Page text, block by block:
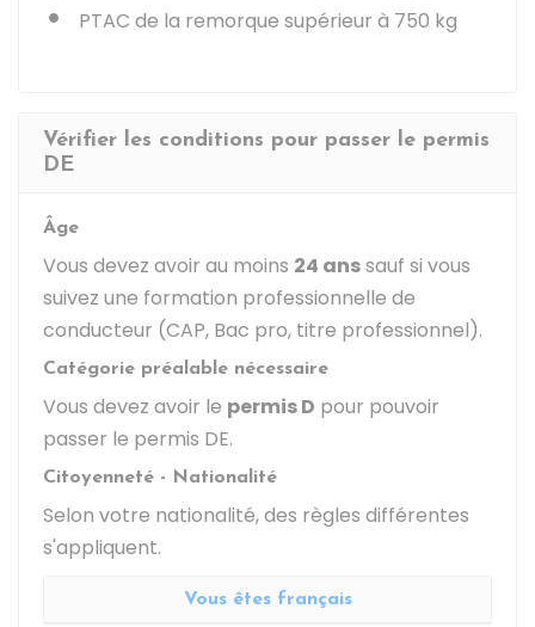
PTAC de la remorque supérieur à 750 kg
Vérifier les conditions pour passer le permis
DE
Âge
Vous devez avoir au moins 24 anssauf si vous
suivez une formation professionnelle de
conducteur (CAP, Bac pro, titre professionnel).
Catégorie préalable nécessaire
Vous devez avoir le permis D pour pouvoir
passer le permis DE.
Citoyenneté - Nationalité
Selon votre nationalité, des règles différentes
s'appliquent.
Vous êtes français